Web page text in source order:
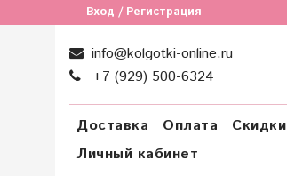
Вход / Регистрация
info@kolgotki-online.ru
+7 (929) 500-6324
Доставка Оплата Скидки
Личный кабинет